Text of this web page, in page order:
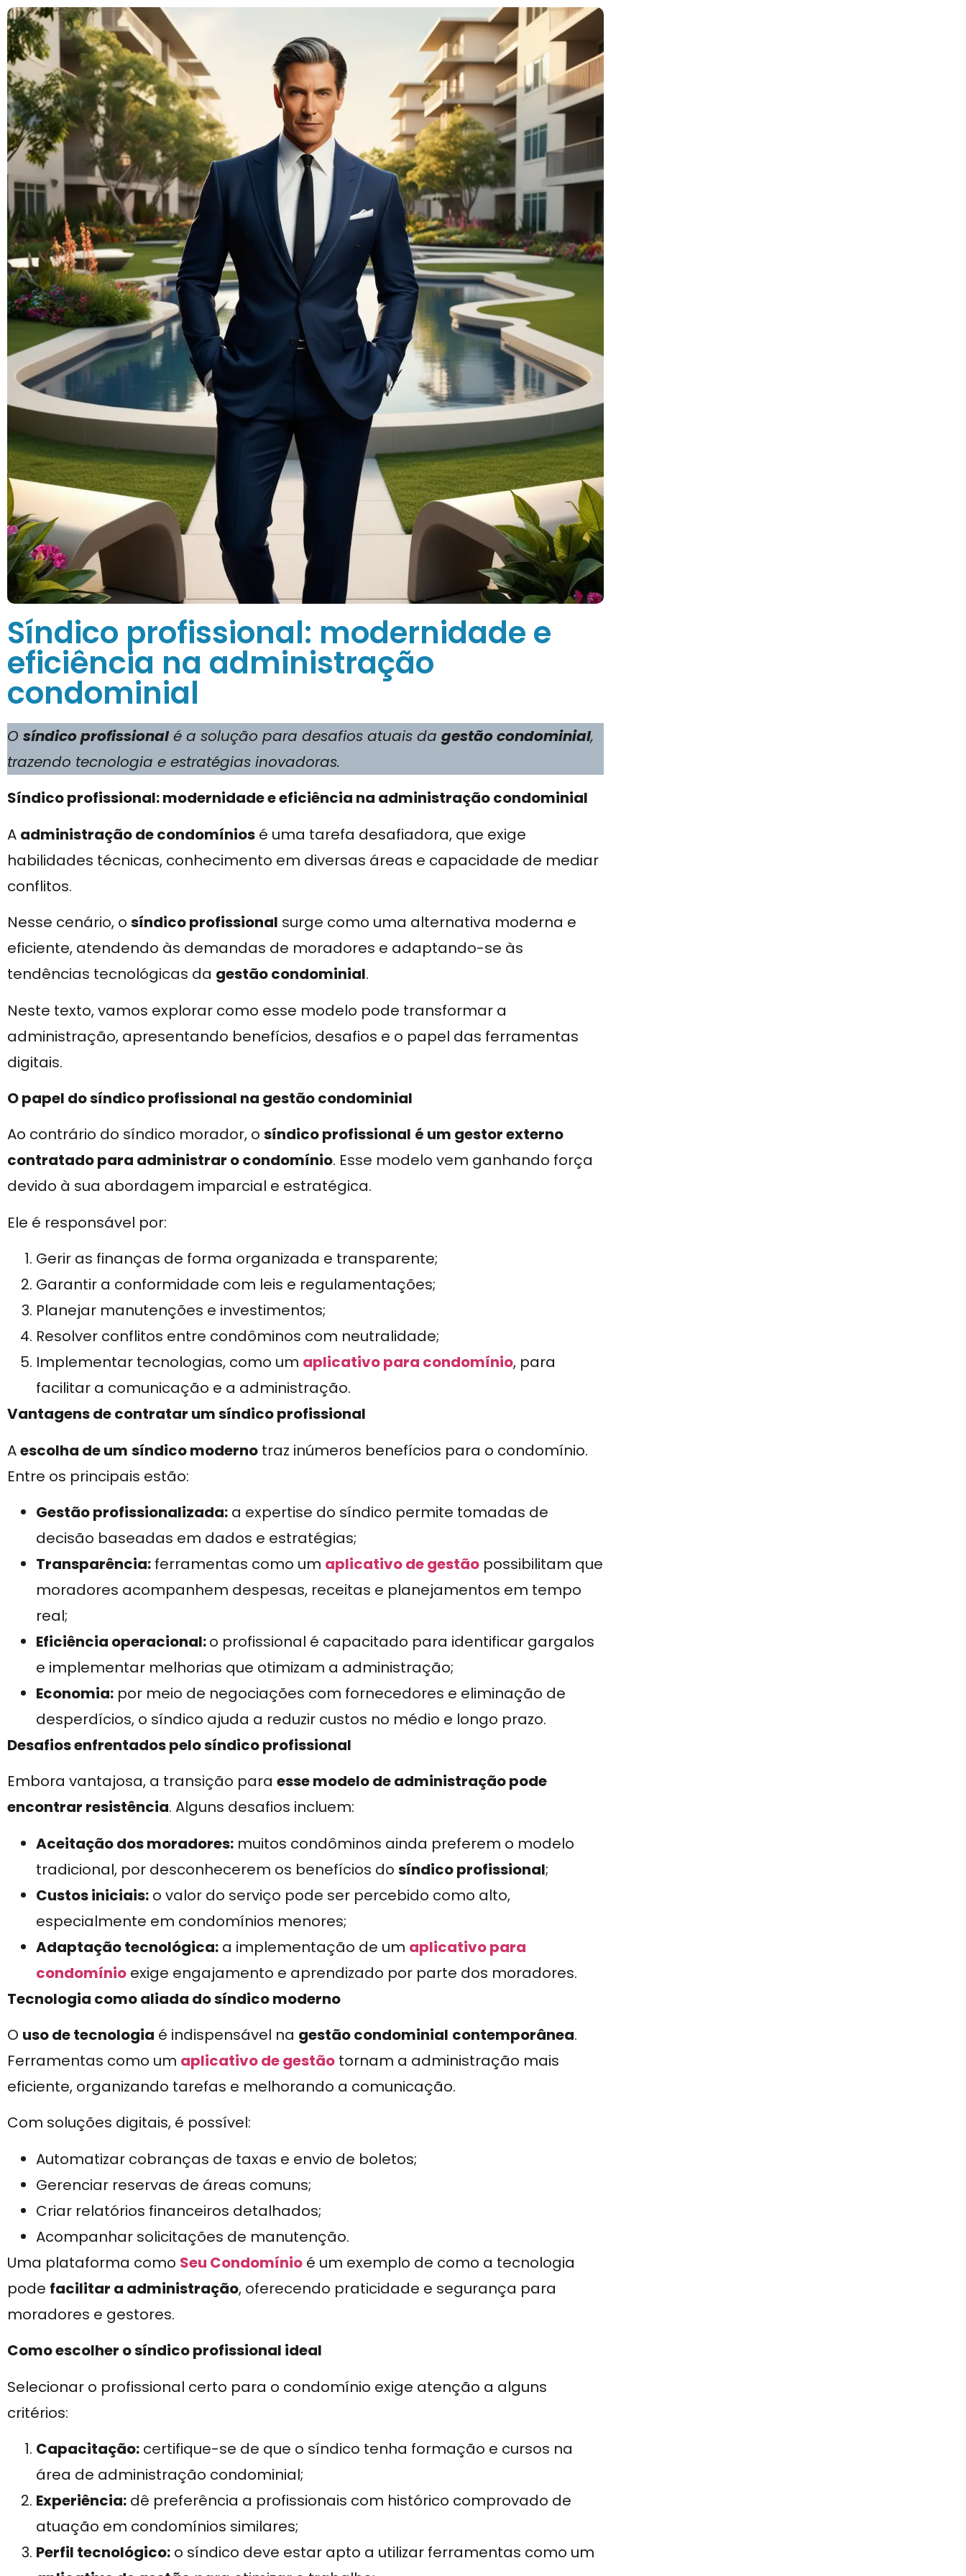
Síndico profissional: modernidade e
eficiência na administração
condominial
O síndico profissionalé a solução para desafios atuais da gestão condominial,
trazendo tecnologia e estratégias inovadoras.
Síndico profissional: modernidade e eficiência na administração condominial
A administração de condomínios é uma tarefa desafiadora, que exige
habilidades técnicas, conhecimento em diversas áreas e capacidade de mediar
conflitos.
Nesse cenário, o síndico profissional surge como uma alternativa moderna e
eficiente, atendendo às demandas de moradores e adaptando-se às
tendências tecnológicas da gestão condominial.
Neste texto, vamos explorar como esse modelo pode transformar a
administração, apresentando benefícios, desafios e o papel das ferramentas
digitais.
O papel do síndico profissional na gestão condominial
Ao contrário do síndico morador, o síndico profissional é um gestor externo
contratado para administrar o condomínio. Esse modelo vem ganhando força
devido à sua abordagem imparcial e estratégica.
Ele é responsável por:
Gerir as finanças de forma organizada e transparente;
Garantir a conformidade com leis e regulamentações;
Planejar manutenções e investimentos;
Resolver conflitos entre condôminos com neutralidade;
Implementar tecnologias, como um aplicativo para condomínio, para
facilitar a comunicação e a administração.
Vantagens de contratar um síndico profissional
Aescolha de um síndico moderno traz inúmeros benefícios para o condomínio.
Entre os principais estão:
Gestão profissionalizada: a expertise do síndico permite tomadas de
decisão baseadas em dados e estratégias;
Transparência: ferramentas como um aplicativo de gestão possibilitam que
moradores acompanhem despesas, receitas e planejamentos em tempo
real;
Eficiência operacional:o profissional é capacitado para identificar gargalos
e implementar melhorias que otimizam a administração;
Economia: por meio de negociações com fornecedores e eliminação de
desperdícios, o síndico ajuda a reduzir custos no médio e longo prazo.
Desafios enfrentados pelo síndico profissional
Embora vantajosa, a transição para esse modelo de administração pode
encontrar resistência. Alguns desafios incluem:
Aceitação dos moradores: muitos condôminos ainda preferem o modelo
tradicional, por desconhecerem os benefícios do síndico profissional;
Custos iniciais: o valor do serviço pode ser percebido como alto,
especialmente em condomínios menores;
Adaptação tecnológica: a implementação de um aplicativo para
condomínio exige engajamento e aprendizado por parte dos moradores.
Tecnologia como aliada do síndico moderno
O uso de tecnologia é indispensável na gestão condominial contemporânea.
Ferramentas como um aplicativo de gestão tornam a administração mais
eficiente, organizando tarefas e melhorando a comunicação.
Com soluções digitais, é possível:
Automatizar cobranças de taxas e envio de boletos;
Gerenciar reservas de áreas comuns;
Criar relatórios financeiros detalhados;
Acompanhar solicitações de manutenção.
Uma plataforma como Seu Condomínio é um exemplo de como a tecnologia
pode facilitar a administração, oferecendo praticidade e segurança para
moradores e gestores.
Como escolher o síndico profissional ideal
Selecionar o profissional certo para o condomínio exige atenção a alguns
critérios:
Capacitação: certifique-se de que o síndico tenha formação e cursos na
área de administração condominial;
Experiência: dê preferência a profissionais com histórico comprovado de
atuação em condomínios similares;
Perfil tecnológico: o síndico deve estar apto a utilizar ferramentas como um